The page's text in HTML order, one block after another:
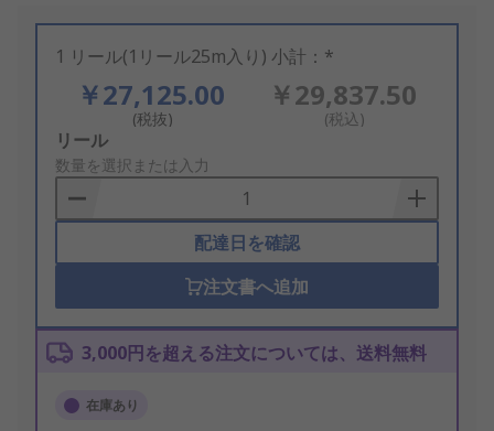
1 リール(1リール25m入り) 小計：*
￥27,125.00
(税抜)
￥29,837.50
(税込)
Add
to
Basket
リール
数量を選択または入力
配達日を確認
注文書へ追加
3,000円を超える注文については、送料無料
在庫あり